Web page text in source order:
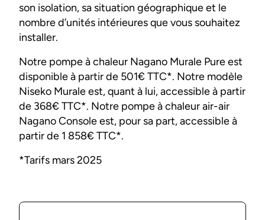
son isolation, sa situation géographique et le
nombre d’unités intérieures que vous souhaitez
installer.
Notre pompe à chaleur Nagano Murale Pure est
disponible à partir de 501€ TTC*. Notre modèle
Niseko Murale est, quant à lui, accessible à partir
de 368€ TTC*. Notre pompe à chaleur air-air
Nagano Console est, pour sa part, accessible à
partir de 1 858€ TTC*.
*Tarifs mars 2025